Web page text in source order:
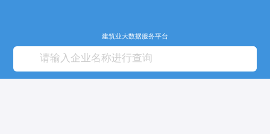
建筑业大数据服务平台